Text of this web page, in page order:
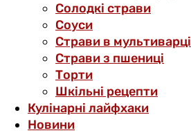
Солодкі страви
Соуси
Страви в мультиварці
Страви з пшениці
Торти
Шкільні рецепти
Кулінарні лайфхаки
Новини